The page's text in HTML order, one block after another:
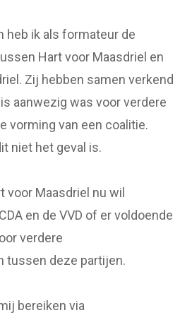
heb ik als formateur de
Hart voor Maasdriel en
Zij hebben samen verkend
aanwezig was voor verdere
vorming van een coalitie.
niet het geval is.
voor Maasdriel nu wil
en de VVD of er voldoende
verdere
tussen deze partijen.
bereiken via